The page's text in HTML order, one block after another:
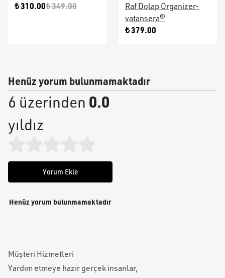
₺ 310.00₺ 349.00
Raf Dolap Organizer-
vatansera®
₺ 379.00
Henüz yorum bulunmamaktadır
6 üzerinden 0.0
yıldız
Yorum Ekle
Henüz yorum bulunmamaktadır
Müşteri Hizmetleri
Yardım etmeye hazır gerçek insanlar,